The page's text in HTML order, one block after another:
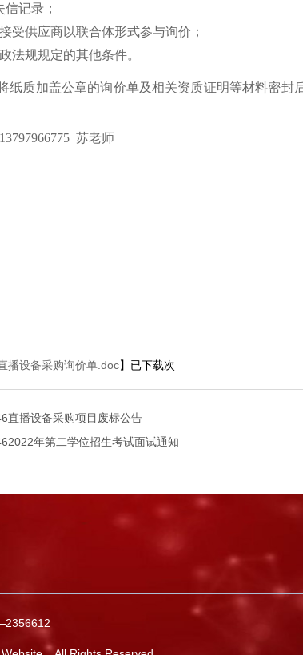
记录；
受供应商以联合体形式参与询价；
法规规定的其他条件。
纸质加盖公章的询价单及相关资质证明等材料密
13797966775 苏老师
播设备采购询价单.doc】已下载次
直播设备采购项目废标公告
年第二学位招生考试面试通知